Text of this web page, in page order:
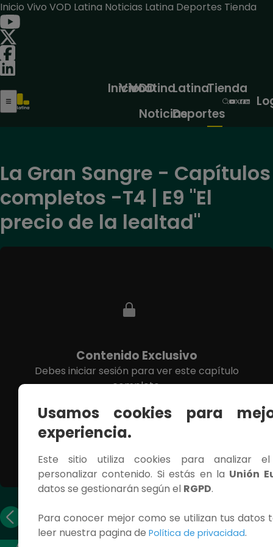
Inicio Vivo VOD Latina Noticias Latina Deportes Tienda
Inicio
Vivo
VOD
Latina
Noticias
Latina
Deportes
Tienda
La Gran Sangre - Capítulos
completos -T4 | E9 "El
precio de la lealtad"
Contenido Exclusivo
Debes iniciar sesión para ver este capítulo
completo.
INICIAR SESIÓN
anterior
siguiente
Usamos cookies para
experiencia.
Este sitio utiliza cookies para analizar
personalizar contenido. Si estás en la Unión
datos se gestionarán según el RGPD.
Para conocer mejor como se utilizan tus datos
leer nuestra pagina de Política de privacidad.